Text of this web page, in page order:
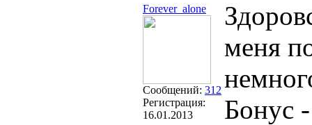
Forever_alone
Сообщений: 312
Регистрация:
16.01.2013
меня
Бонус